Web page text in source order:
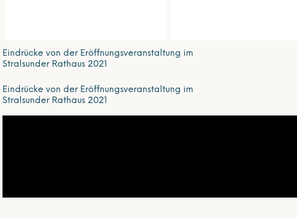
Eindrücke von der Eröffnungsveranstaltung im
Stralsunder Rathaus 2021
Eindrücke von der Eröffnungsveranstaltung im
Stralsunder Rathaus 2021